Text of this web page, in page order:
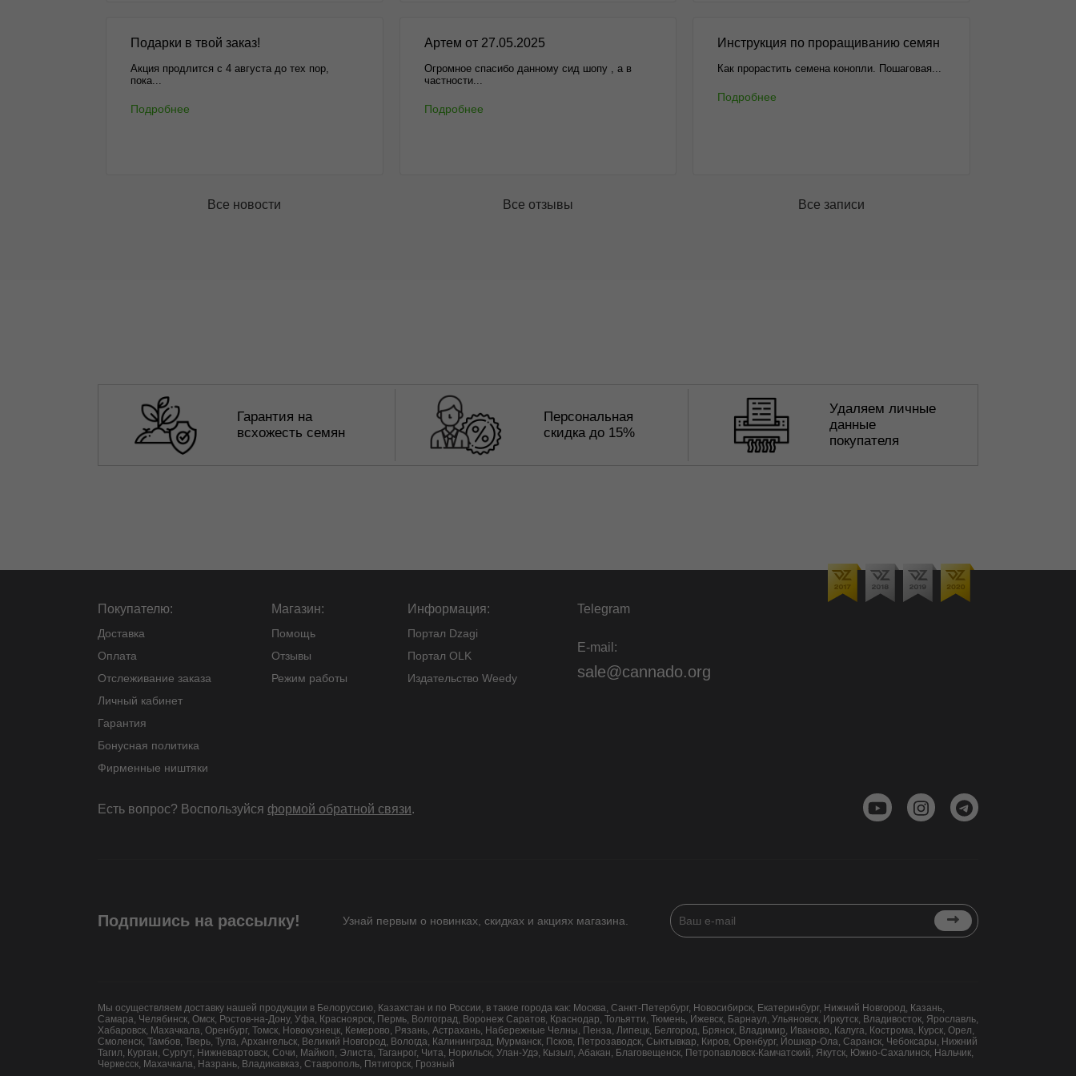
Подарки в твой заказ!
Акция продлится с 4 августа до тех пор,
пока...
Подробнее
Все новости
Артем от 27.05.2025
Огромное спасибо данному сид шопу , а в
частности...
Подробнее
Все отзывы
Инструкция по проращиванию семян
Как прорастить семена конопли. Пошаговая...
Подробнее
Все записи
Гарантия на
всхожесть семян
Персональная
скидка до 15%
Удаляем личные
данные
покупателя
Покупателю:
Доставка
Оплата
Отслеживание заказа
Личный кабинет
Гарантия
Бонусная политика
Фирменные ништяки
Магазин:
Помощь
Отзывы
Режим работы
Информация:
Портал Dzagi
Портал OLK
Издательство Weedy
Telegram
E-mail:
sale@cannado.org
Есть вопрос? Воспользуйся формой обратной связи.
Подпишись на рассылку! Узнай первым о новинках, скидках и акциях магазина.
Мы осуществляем доставку нашей продукции в Белоруссию, Казахстан и по России, в такие города как: Москва, Санкт-Петербург, Новосибирск, Екатеринбург, Нижний Новгород, Казань,
Самара, Челябинск, Омск, Ростов-на-Дону, Уфа, Красноярск, Пермь, Волгоград, Воронеж Саратов, Краснодар, Тольятти, Тюмень, Ижевск, Барнаул, Ульяновск, Иркутск, Владивосток, Ярославль,
Хабаровск, Махачкала, Оренбург, Томск, Новокузнецк, Кемерово, Рязань, Астрахань, Набережные Челны, Пенза, Липецк, Белгород, Брянск, Владимир, Иваново, Калуга, Кострома, Курск, Орел,
Смоленск, Тамбов, Тверь, Тула, Архангельск, Великий Новгород, Вологда, Калининград, Мурманск, Псков, Петрозаводск, Сыктывкар, Киров, Оренбург, Йошкар-Ола, Саранск, Чебоксары, Нижний
Тагил, Курган, Сургут, Нижневартовск, Сочи, Майкоп, Элиста, Таганрог, Чита, Норильск, Улан-Удэ, Кызыл, Абакан, Благовещенск, Петропавловск-Камчатский, Якутск, Южно-Сахалинск, Нальчик,
Черкесск, Махачкала, Назрань, Владикавказ, Ставрополь, Пятигорск, Грозный